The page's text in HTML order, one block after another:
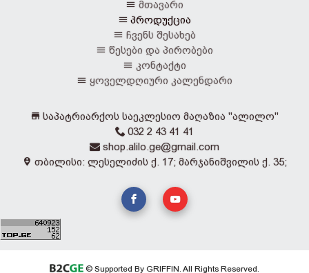
მთავარი
პროდუქცია
ჩვენს შესახებ
წესები და პირობები
კონტაქტი
ყოველდღიური კალენდარი
საპატრიარქოს საეკლესიო მაღაზია "ალილო"
032 2 43 41 41
shop.alilo.ge@gmail.com
თბილისი: ლესელიძის ქ. 17; მარჯანიშვილის ქ. 35;
© Supported By GRIFFIN. All Rights Reserved.